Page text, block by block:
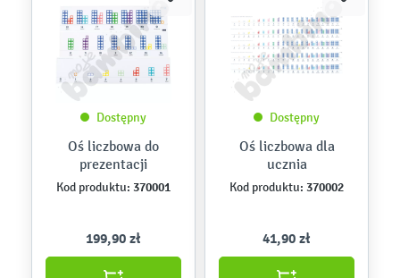
Dostępny
Oś liczbowa do
prezentacji
Kod produktu: 370001
199,90 zł
Dostępny
Oś liczbowa dla
ucznia
Kod produktu: 370002
41,90 zł